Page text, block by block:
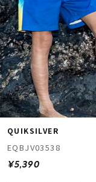
QUIKSILVER
EQBJV03538
¥5,390